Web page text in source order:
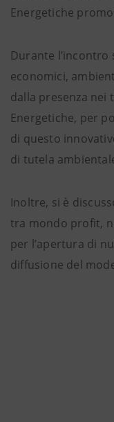
Energetiche
Durante
economici,
dalla presenza
Energetiche, per
di questo
di tutela
Inoltre, si è
tra mondo profit,
per l’apertura di
diffusione del